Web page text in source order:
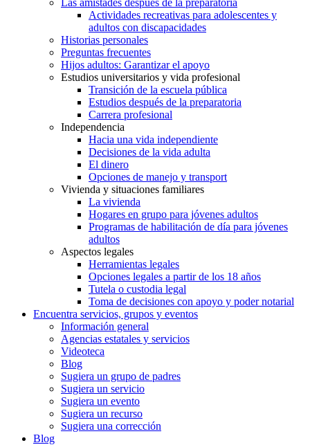
Actividades recreativas para adolescentes y
adultos con discapacidades
Historias personales
Preguntas frecuentes
Hijos adultos: Garantizar el apoyo
Estudios universitarios y vida profesional
Transición de la escuela pública
Estudios después de la preparatoria
Carrera profesional
Independencia
Hacia una vida independiente
Decisiones de la vida adulta
El dinero
Opciones de manejo y transport
Vivienda y situaciones familiares
La vivienda
Hogares en grupo para jóvenes adultos
Programas de habilitación de día para jóvenes
adultos
Aspectos legales
Herramientas legales
Opciones legales a partir de los 18 años
Tutela o custodia legal
Toma de decisiones con apoyo y poder notarial
Encuentra servicios, grupos y eventos
Información general
Agencias estatales y servicios
Videoteca
Blog
Sugiera un grupo de padres
Sugiera un servicio
Sugiera un evento
Sugiera un recurso
Sugiera una corrección
Blog